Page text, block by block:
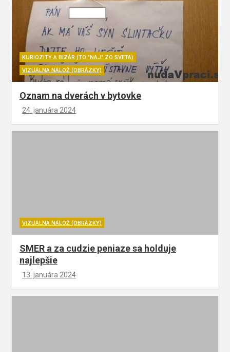
KURIOZITY A BIZÁR (TO "NAJ" ZO SVETA)
VIZUÁLNA NÁLOŽ (OBRÁZKY)
Oznam na dverách v bytovke
24. januára 2024
VIZUÁLNA NÁLOŽ (OBRÁZKY)
SMER a za cudzie peniaze sa holduje
najlepšie
13. januára 2024